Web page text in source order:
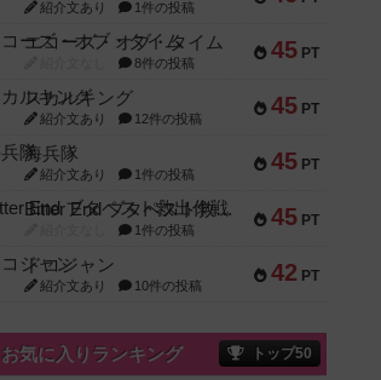
紹介文あり 1件の投稿
45 PT
エコーズ・オブ・タイム
8件の投稿
45 PT
スカルキング
紹介文あり 12件の投稿
45 PT
海兵隊
紹介文あり 1件の投稿
45 PT
Bitter End ブタペスト救出作戦
1件の投稿
42 PT
ドコジャン
紹介文あり 10件の投稿
お気に入りランキング トップ50